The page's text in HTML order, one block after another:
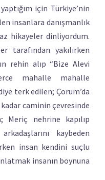
için Türkiye’nin
insanlara danışmanlık
hikayeler dinliyordum.
tarafından yakılırken
rehin alıp “Bize Alevi
mahalle mahalle
terk edilen; Çorum’da
caminin çevresinde
nehrine kapılıp
kaybeden
insan kendini suçlu
insanın boynuna